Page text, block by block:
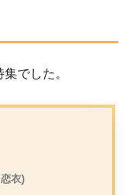
でした。
衣)